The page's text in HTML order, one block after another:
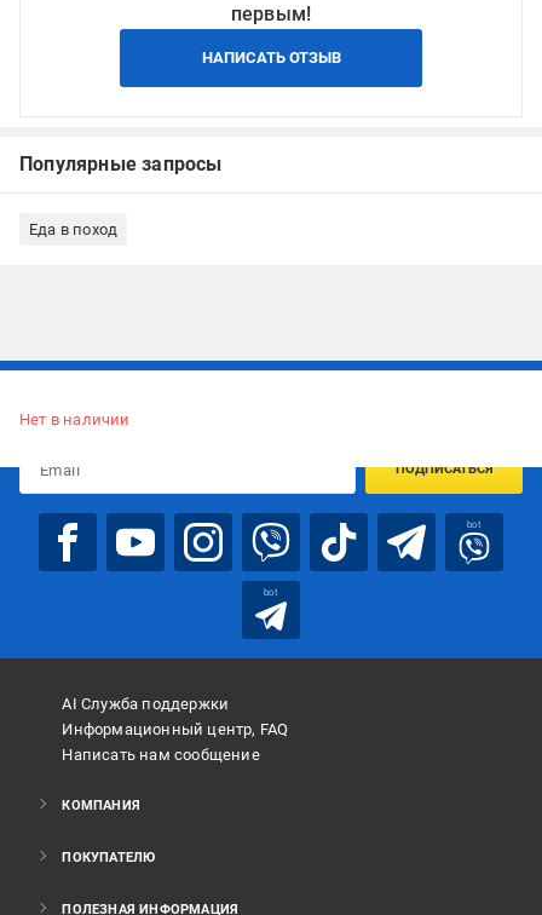
первым!
НАПИСАТЬ ОТЗЫВ
Популярные запросы
Еда в поход
Нет в наличии
ПОДПИСАТЬСЯ
bot
bot
AI Служба поддержки
Информационный центр, FAQ
Написать нам сообщение
КОМПАНИЯ
ПОКУПАТЕЛЮ
ПОЛЕЗНАЯ ИНФОРМАЦИЯ